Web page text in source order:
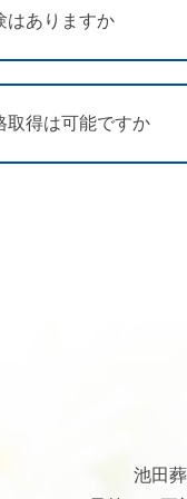
はありますか
取得は可能ですか
池田